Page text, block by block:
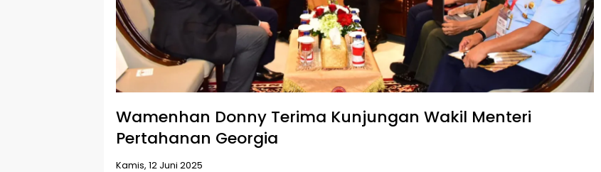
Wamenhan Donny Terima Kunjungan Wakil Menteri
Pertahanan Georgia
Kamis, 12 Juni 2025